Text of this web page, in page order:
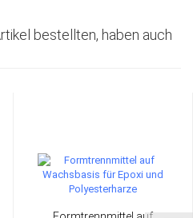
bestellten, haben auch